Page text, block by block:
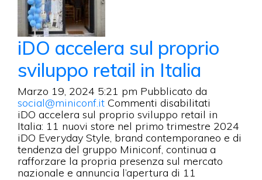
iDO accelera sul proprio
sviluppo retail in Italia
Marzo 19, 2024 5:21 pm Pubblicato da
social@miniconf.it Commenti disabilitati
iDO
accelera
sul
proprio
sviluppo
iDO accelera sul proprio sviluppo retail in
Italia: 11 nuovi store nel primo trimestre 2024
iDO Everyday Style, brand contemporaneo e di
tendenza del gruppo Miniconf, continua a
rafforzare la propria presenza sul mercato
nazionale e annuncia l’apertura di 11